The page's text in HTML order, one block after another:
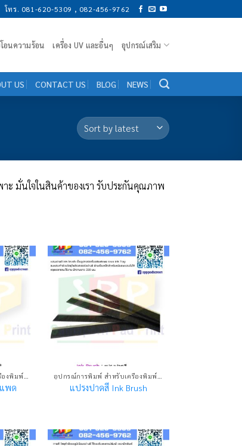
โทร. 081-620-5309 , 082-456-9762
อนความร้อน เครื่อง UV และอื่นๆ อุปกรณ์เสริม
US CONTACT US BLOG NEWS
าะ มั่นใจในสินค้าของเรา รับประกันคุณภาพ
อุปกรณ์การพิมพ์ สำหรับเครื่องพิมพ์แพด
พด
อุปกรณ์การพิมพ์ สำหรับเครื่องพิมพ์แพด
แปรงปาดสี Ink Brush